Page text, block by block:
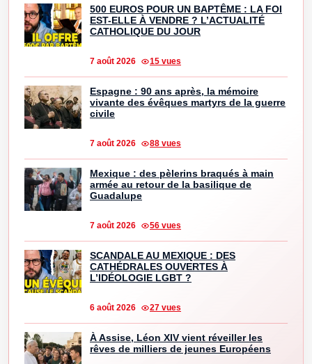
500 EUROS POUR UN BAPTÊME : LA FOI
EST-ELLE À VENDRE ? L’ACTUALITÉ
CATHOLIQUE DU JOUR
7 août 2026 15 vues
Espagne : 90 ans après, la mémoire
vivante des évêques martyrs de la guerre
civile
7 août 2026 88 vues
Mexique : des pèlerins braqués à main
armée au retour de la basilique de
Guadalupe
7 août 2026 56 vues
SCANDALE AU MEXIQUE : DES
CATHÉDRALES OUVERTES À
L’IDÉOLOGIE LGBT ?
6 août 2026 27 vues
À Assise, Léon XIV vient réveiller les
rêves de milliers de jeunes Européens